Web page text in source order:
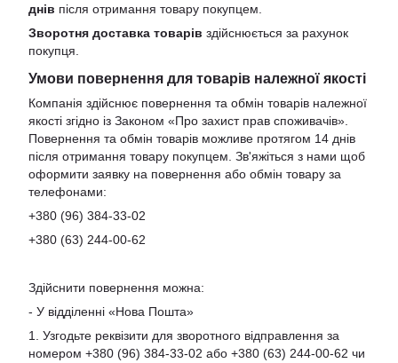
днів після отримання товару покупцем.
Зворотня доставка товарів здійснюється за рахунок
покупця.
Умови повернення для товарів належної якості
Компанія здійснює повернення та обмін товарів належної
якості згідно із Законом «Про захист прав споживачів».
Повернення та обмін товарів можливе протягом 14 днів
після отримання товару покупцем. Зв'яжіться з нами щоб
оформити заявку на повернення або обмін товару за
телефонами:
+380 (96) 384-33-02
+380 (63) 244-00-62
Здійснити повернення можна:
- У відділенні «Нова Пошта»
1. Узгодьте реквізити для зворотного відправлення за
номером +380 (96) 384-33-02 або +380 (63) 244-00-62 чи